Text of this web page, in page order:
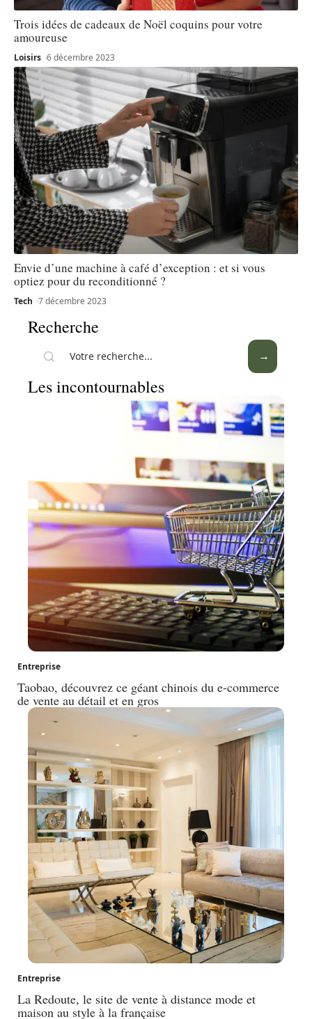
Trois idées de cadeaux de Noël coquins pour votre
amoureuse
Loisirs 6 décembre 2023
Envie d’une machine à café d’exception : et si vous
optiez pour du reconditionné ?
Tech 7 décembre 2023
Recherche
Les incontournables
Entreprise
Taobao, découvrez ce géant chinois du e-commerce
de vente au détail et en gros
Entreprise
La Redoute, le site de vente à distance mode et
maison au style à la française